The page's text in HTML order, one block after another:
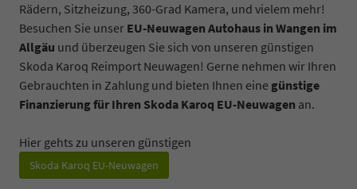
Rädern, Sitzheizung, 360-Grad Kamera, und vielem mehr!
Besuchen Sie unser EU-Neuwagen Autohaus in Wangen im
Allgäu und überzeugen Sie sich von unseren günstigen
Skoda Karoq Reimport Neuwagen! Gerne nehmen wir Ihren
Gebrauchten in Zahlung und bieten Ihnen eine günstige
Finanzierung für Ihren Skoda Karoq EU-Neuwagen an.
Hier gehts zu unseren günstigen
Skoda Karoq EU-Neuwagen